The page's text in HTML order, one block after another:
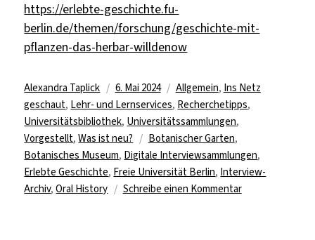
https://erlebte-geschichte.fu-
berlin.de/themen/forschung/geschichte-mit-
pflanzen-das-herbar-willdenow
Autor
Alexandra Taplick
Veröffentlicht
am
6. Mai 2024 Kategorien
Allgemein, Ins Netz
geschaut, Lehr- und Lernservices, Recherchetipps,
Universitätsbibliothek, Universitätssammlungen,
Vorgestellt,Was ist neu? Schlagwörter
Botanischer Garten,
Botanisches Museum, Digitale Interviewsammlungen,
Erlebte Geschichte, Freie Universität Berlin, Interview-
Archiv,Oral History Schreibe einen Kommentarzu